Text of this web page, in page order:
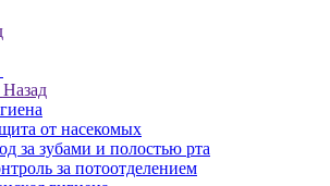
Назад
от насекомых
за зубами и полостью рта
за потоотделением